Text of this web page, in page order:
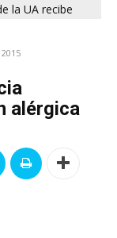
la UA recibe
alérgica